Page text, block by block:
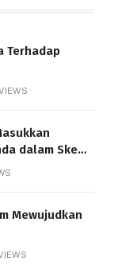
Terhadap
dalam Skema
Mewujudkan